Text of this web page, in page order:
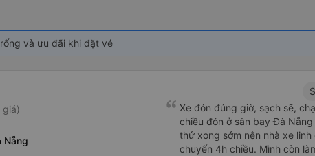
và ưu đãi khi đặt vé
giá)
Nẵng
Xe đón đúng giờ, sạch sẽ,
chiều đón ở sân bay Đà
thứ xong sớm nên nhà xe
chuyến 4h chiều. Mình còn